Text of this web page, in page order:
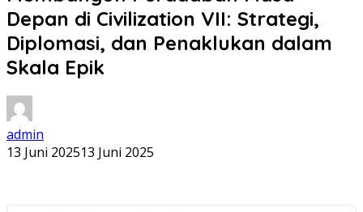
Depan di Civilization VII: Strategi,
Diplomasi, dan Penaklukan dalam
Skala Epik
admin
13 Juni 202513 Juni 2025